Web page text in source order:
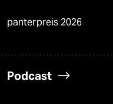
panterpreis 2026
Podcast